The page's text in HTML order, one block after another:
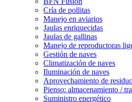
Cría de pollitas
Manejo en aviarios
Jaulas enriquecidas
Jaulas de gallinas
Manejo de reproductoras
Gestión de naves
Climatización de naves
Iluminación de naves
Aprovechamiento de
Pienso: almacenamiento /
Suministro energético